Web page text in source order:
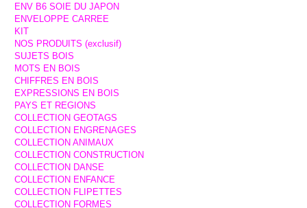
ENV B6 SOIE DU JAPON
ENVELOPPE CARREE
KIT
NOS PRODUITS (exclusif)
SUJETS BOIS
MOTS EN BOIS
CHIFFRES EN BOIS
EXPRESSIONS EN BOIS
PAYS ET REGIONS
COLLECTION GEOTAGS
COLLECTION ENGRENAGES
COLLECTION ANIMAUX
COLLECTION CONSTRUCTION
COLLECTION DANSE
COLLECTION ENFANCE
COLLECTION FLIPETTES
COLLECTION FORMES